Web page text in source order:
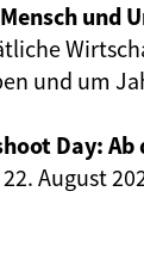
und
und um
Day:
August